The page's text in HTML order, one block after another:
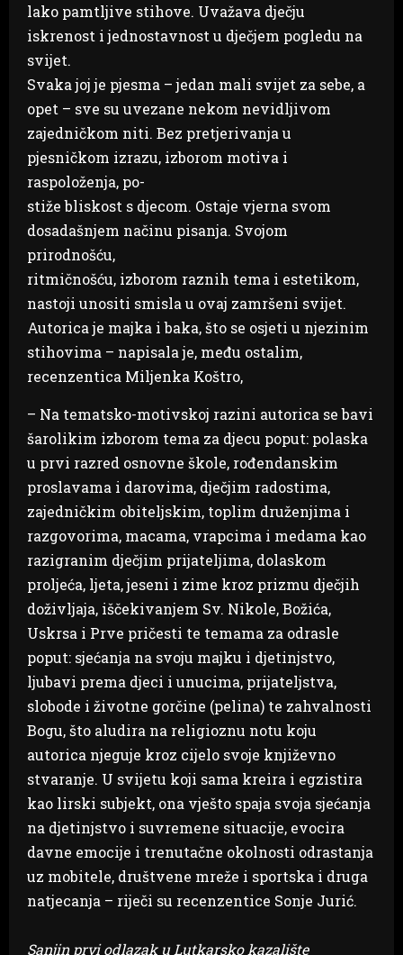
lako pamtljive stihove. Uvažava dječju
iskrenost i jednostavnost u dječjem pogledu na
svijet.
Svaka joj je pjesma – jedan mali svijet za sebe, a
opet – sve su uvezane nekom nevidljivom
zajedničkom niti. Bez pretjerivanja u
pjesničkom izrazu, izborom motiva i
raspoloženja, po-
stiže bliskost s djecom. Ostaje vjerna svom
dosadašnjem načinu pisanja. Svojom
prirodnošću,
ritmičnošću, izborom raznih tema i estetikom,
nastoji unositi smisla u ovaj zamršeni svijet.
Autorica je majka i baka, što se osjeti u njezinim
stihovima – napisala je, među ostalim,
recenzentica Miljenka Koštro,
– Na tematsko-motivskoj razini autorica se bavi
šarolikim izborom tema za djecu poput: polaska
u prvi razred osnovne škole, rođendanskim
proslavama i darovima, dječjim radostima,
zajedničkim obiteljskim, toplim druženjima i
razgovorima, macama, vrapcima i medama kao
razigranim dječjim prijateljima, dolaskom
proljeća, ljeta, jeseni i zime kroz prizmu dječjih
doživljaja, iščekivanjem Sv. Nikole, Božića,
Uskrsa i Prve pričesti te temama za odrasle
poput: sjećanja na svoju majku i djetinjstvo,
ljubavi prema djeci i unucima, prijateljstva,
slobode i životne gorčine (pelina) te zahvalnosti
Bogu, što aludira na religioznu notu koju
autorica njeguje kroz cijelo svoje književno
stvaranje. U svijetu koji sama kreira i egzistira
kao lirski subjekt, ona vješto spaja svoja sjećanja
na djetinjstvo i suvremene situacije, evocira
davne emocije i trenutačne okolnosti odrastanja
uz mobitele, društvene mreže i sportska i druga
natjecanja – riječi su recenzentice Sonje Jurić.
Sanjin prvi odlazak u Lutkarsko kazalište